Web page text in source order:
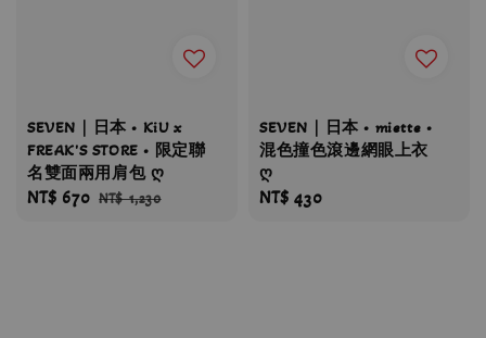
SEVEN｜日本 • KiU x
FREAK'S STORE • 限定聯
名雙面兩用肩包 ღ
Sale
NT$ 670 Regular
NT$ 1,230
SEVEN｜日本 • miette •
混色撞色滾邊網眼上衣
ღ
Regular
NT$ 430